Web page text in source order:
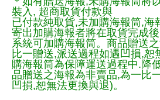
裝入, 超商取貨付款與
已付款純取貨,未加購海報筒,海
寄出加購海報者將在取貨完成
系統可加購海報筒。商品贈送
比一贈送,派送過程如遇凹損,恕
購海報筒為保障運送過程中.降
品贈送之海報為非賣品,為一比
凹損,恕無法更換與退)。